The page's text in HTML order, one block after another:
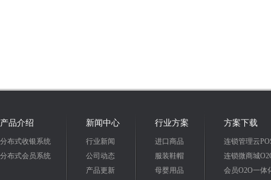
产品介绍
分布式收银系统
分布式会员系统
新闻中心
行业新闻
公司动态
产品更新
行业方案
进口商品
服装鞋帽
母婴用品
方案下载
连锁管理云
连锁微商城
会员O2O一体